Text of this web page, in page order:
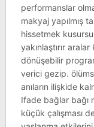
performanslar
makyaj yapılmış
hissetmek
yakınlaştırır
dönüşebilir
verici gezip.
anıların ilişkide
Ifade bağlar bağı
küçük çalışması